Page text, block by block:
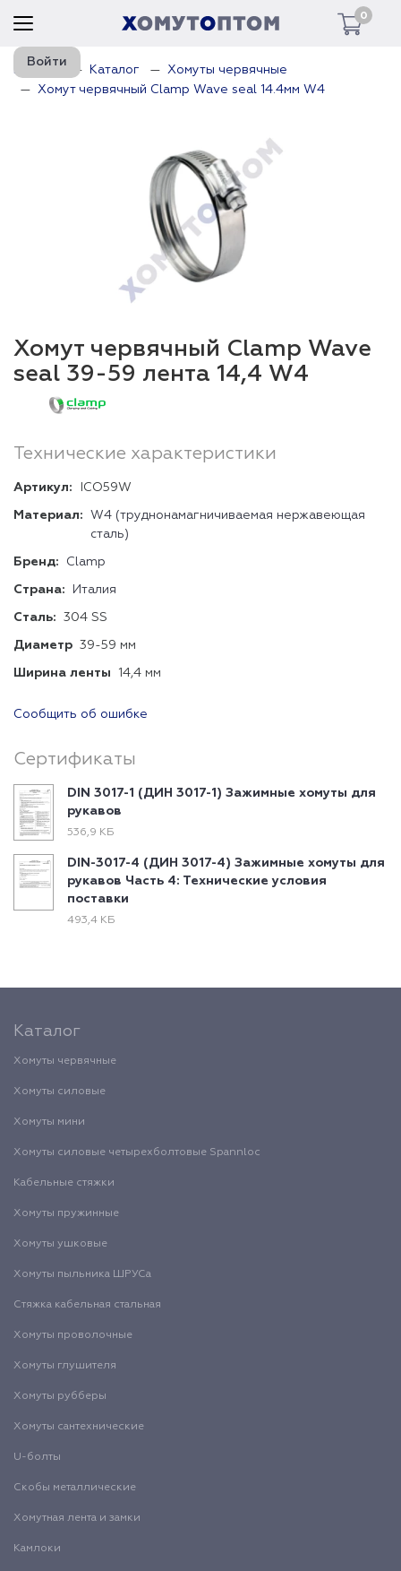
0
Войти
Главная Каталог
Хомуты червячные
Хомут червячный Clamp Wave seal 14.4мм W4
Хомут червячный Clamp Wave
seal 39-59 лента 14,4 W4
Технические характеристики
Артикул: ICO59W
Материал:
W4 (труднонамагничиваемая нержавеющая
сталь)
Бренд: Clamp
Страна: Италия
Сталь: 304 SS
Диаметр 39-59 мм
Ширина ленты 14,4 мм
Сообщить об ошибке
Сертификаты
DIN 3017-1 (ДИН 3017-1) Зажимные хомуты для
рукавов
536,9 КБ
DIN-3017-4 (ДИН 3017-4) Зажимные хомуты для
рукавов Часть 4: Технические условия
поставки
493,4 КБ
Каталог
Хомуты червячные
Хомуты силовые
Хомуты мини
Хомуты силовые четырехболтовые Spannloc
Кабельные стяжки
Хомуты пружинные
Хомуты ушковые
Хомуты пыльника ШРУСа
Стяжка кабельная стальная
Хомуты проволочные
Хомуты глушителя
Хомуты рубберы
Хомуты сантехнические
U-болты
Скобы металлические
Хомутная лента и замки
Камлоки